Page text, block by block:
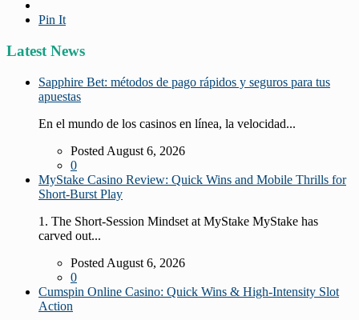
Pin It
Latest News
Sapphire Bet: métodos de pago rápidos y seguros para tus
apuestas
En el mundo de los casinos en línea, la velocidad...
Posted August 6, 2026
0
MyStake Casino Review: Quick Wins and Mobile Thrills for
Short‑Burst Play
1. The Short‑Session Mindset at MyStake MyStake has
carved out...
Posted August 6, 2026
0
Cumspin Online Casino: Quick Wins & High‑Intensity Slot
Action